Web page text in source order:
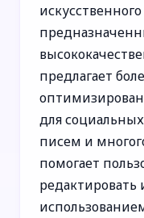
предлагает
для
писем и
помогает
редактировать